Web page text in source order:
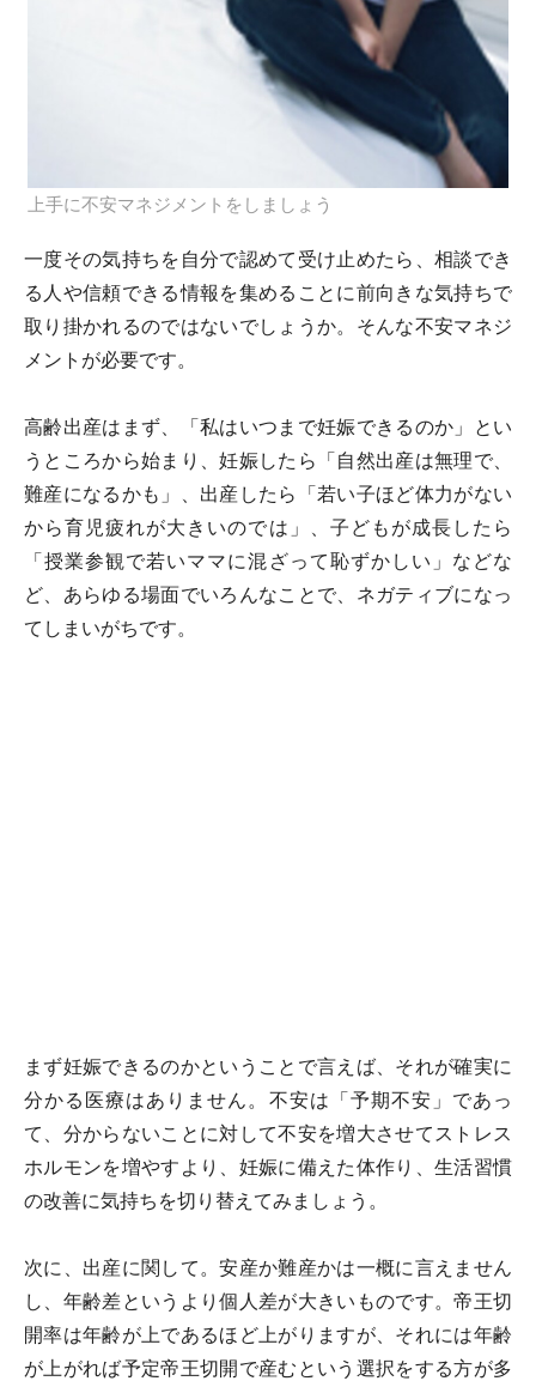
上手に不安マネジメントをしましょう
一度その気持ちを自分で認めて受け止めたら、相談でき
る人や信頼できる情報を集めることに前向きな気持ちで
取り掛かれるのではないでしょうか。そんな不安マネジ
メントが必要です。
高齢出産はまず、「私はいつまで妊娠できるのか」とい
うところから始まり、妊娠したら「自然出産は無理で、
難産になるかも」、出産したら「若い子ほど体力がない
から育児疲れが大きいのでは」、子どもが成長したら
「授業参観で若いママに混ざって恥ずかしい」などな
ど、あらゆる場面でいろんなことで、ネガティブになっ
てしまいがちです。
まず妊娠できるのかということで言えば、それが確実に
分かる医療はありません。不安は「予期不安」であっ
て、分からないことに対して不安を増大させてストレス
ホルモンを増やすより、妊娠に備えた体作り、生活習慣
の改善に気持ちを切り替えてみましょう。
次に、出産に関して。安産か難産かは一概に言えません
し、年齢差というより個人差が大きいものです。帝王切
開率は年齢が上であるほど上がりますが、それには年齢
が上がれば予定帝王切開で産むという選択をする方が多